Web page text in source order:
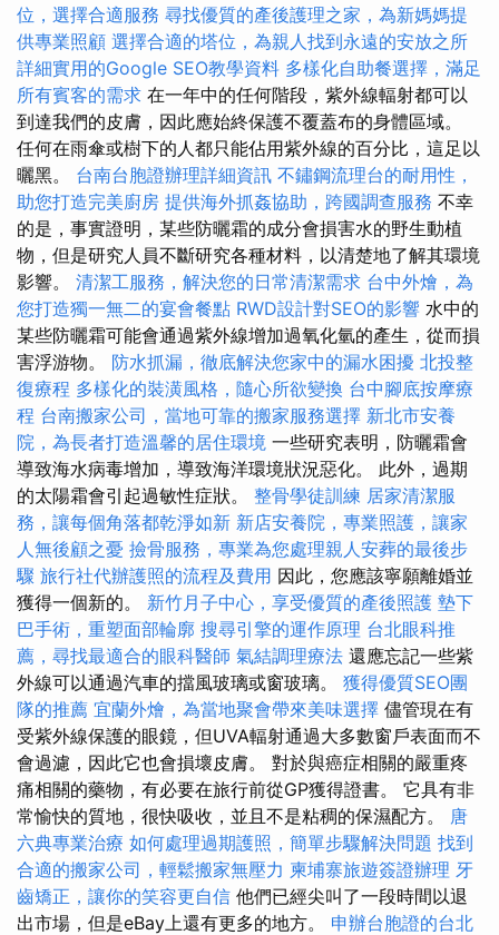
位，選擇合適服務 尋找優質的產後護理之家，為新媽媽提
供專業照顧 選擇合適的塔位，為親人找到永遠的安放之所
詳細實用的Google SEO教學資料 多樣化自助餐選擇，滿足
所有賓客的需求 在一年中的任何階段，紫外線輻射都可以
到達我們的皮膚，因此應始終保護不覆蓋布的身體區域。
任何在雨傘或樹下的人都只能佔用紫外線的百分比，這足以
曬黑。 台南台胞證辦理詳細資訊 不鏽鋼流理台的耐用性，
助您打造完美廚房 提供海外抓姦協助，跨國調查服務 不幸
的是，事實證明，某些防曬霜的成分會損害水的野生動植
物，但是研究人員不斷研究各種材料，以清楚地了解其環境
影響。 清潔工服務，解決您的日常清潔需求 台中外燴，為
您打造獨一無二的宴會餐點 RWD設計對SEO的影響 水中的
某些防曬霜可能會通過紫外線增加過氧化氫的產生，從而損
害浮游物。 防水抓漏，徹底解決您家中的漏水困擾 北投整
復療程 多樣化的裝潢風格，隨心所欲變換 台中腳底按摩療
程 台南搬家公司，當地可靠的搬家服務選擇 新北市安養
院，為長者打造溫馨的居住環境 一些研究表明，防曬霜會
導致海水病毒增加，導致海洋環境狀況惡化。 此外，過期
的太陽霜會引起過敏性症狀。 整骨學徒訓練 居家清潔服
務，讓每個角落都乾淨如新 新店安養院，專業照護，讓家
人無後顧之憂 撿骨服務，專業為您處理親人安葬的最後步
驟 旅行社代辦護照的流程及費用 因此，您應該寧願離婚並
獲得一個新的。 新竹月子中心，享受優質的產後照護 墊下
巴手術，重塑面部輪廓 搜尋引擎的運作原理 台北眼科推
薦，尋找最適合的眼科醫師 氣結調理療法 還應忘記一些紫
外線可以通過汽車的擋風玻璃或窗玻璃。 獲得優質SEO團
隊的推薦 宜蘭外燴，為當地聚會帶來美味選擇 儘管現在有
受紫外線保護的眼鏡，但UVA輻射通過大多數窗戶表面而不
會過濾，因此它也會損壞皮膚。 對於與癌症相關的嚴重疼
痛相關的藥物，有必要在旅行前從GP獲得證書。 它具有非
常愉快的質地，很快吸收，並且不是粘稠的保濕配方。 唐
六典專業治療 如何處理過期護照，簡單步驟解決問題 找到
合適的搬家公司，輕鬆搬家無壓力 柬埔寨旅遊簽證辦理 牙
齒矯正，讓你的笑容更自信 他們已經尖叫了一段時間以退
出市場，但是eBay上還有更多的地方。 申辦台胞證的台北